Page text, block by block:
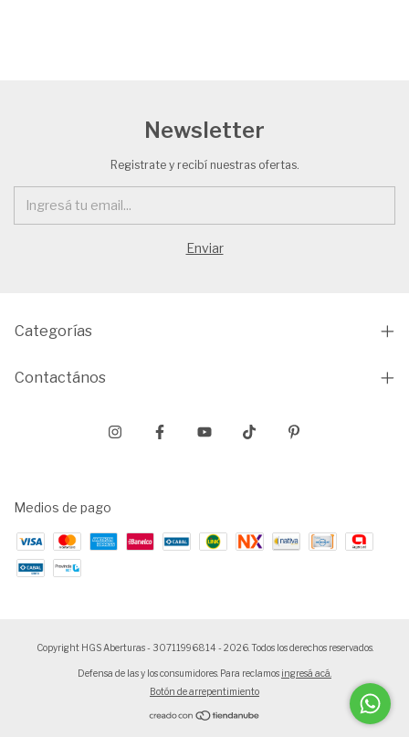
Newsletter
Registrate y recibí nuestras ofertas.
Categorías
Contactános
Medios de pago
Copyright HGS Aberturas - 30711996814 - 2026. Todos los derechos reservados.
Defensa de las y los consumidores. Para reclamos ingresá acá.
Botón de arrepentimiento